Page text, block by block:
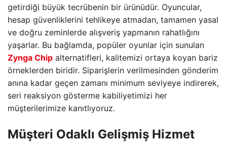
getirdiği büyük tecrübenin bir ürünüdür. Oyuncular,
hesap güvenliklerini tehlikeye atmadan, tamamen yasal
ve doğru zeminlerde alışveriş yapmanın rahatlığını
yaşarlar. Bu bağlamda, popüler oyunlar için sunulan
Zynga Chip alternatifleri, kalitemizi ortaya koyan bariz
örneklerden biridir. Siparişlerin verilmesinden gönderim
anına kadar geçen zamanı minimum seviyeye indirerek,
seri reaksiyon gösterme kabiliyetimizi her
müşterilerimize kanıtlıyoruz.
Müşteri Odaklı Gelişmiş Hizmet